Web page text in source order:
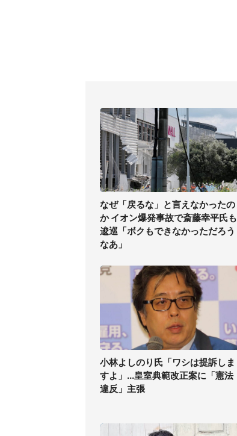
なぜ「戻るな」と言えなかったの
か イオン爆発事故で斎藤幸平氏も
逡巡「ボクもできなかっただろう
なあ」
小林よしのり氏「ワシは提訴しま
すよ」...皇室典範改正案に「憲法
違反」主張